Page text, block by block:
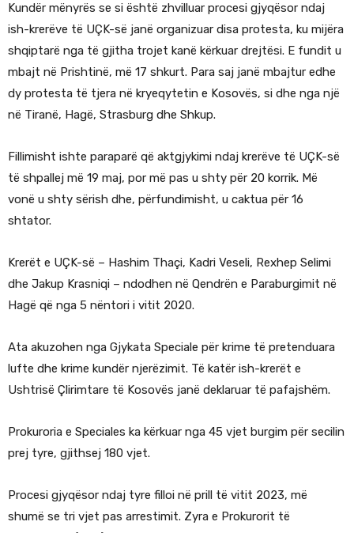
Kundër mënyrës se si është zhvilluar procesi gjyqësor ndaj
ish-krerëve të UÇK-së janë organizuar disa protesta, ku mijëra
shqiptarë nga të gjitha trojet kanë kërkuar drejtësi. E fundit u
mbajt në Prishtinë, më 17 shkurt. Para saj janë mbajtur edhe
dy protesta të tjera në kryeqytetin e Kosovës, si dhe nga një
në Tiranë, Hagë, Strasburg dhe Shkup.
Fillimisht ishte paraparë që aktgjykimi ndaj krerëve të UÇK-së
të shpallej më 19 maj, por më pas u shty për 20 korrik. Më
vonë u shty sërish dhe, përfundimisht, u caktua për 16
shtator.
Krerët e UÇK-së – Hashim Thaçi, Kadri Veseli, Rexhep Selimi
dhe Jakup Krasniqi – ndodhen në Qendrën e Paraburgimit në
Hagë që nga 5 nëntori i vitit 2020.
Ata akuzohen nga Gjykata Speciale për krime të pretenduara
lufte dhe krime kundër njerëzimit. Të katër ish-krerët e
Ushtrisë Çlirimtare të Kosovës janë deklaruar të pafajshëm.
Prokuroria e Speciales ka kërkuar nga 45 vjet burgim për secilin
prej tyre, gjithsej 180 vjet.
Procesi gjyqësor ndaj tyre filloi në prill të vitit 2023, më
shumë se tri vjet pas arrestimit. Zyra e Prokurorit të